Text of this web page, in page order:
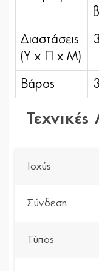
Διαστάσεις
(Υ x Π x Μ)
Βάρος
Τεχνικές
Ισχύς
Σύνδεση
Τύπος